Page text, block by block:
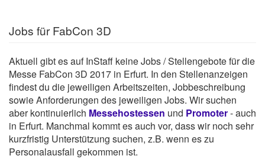
Jobs für FabCon 3D
Aktuell gibt es auf InStaff keine Jobs / Stellengebote für die
Messe FabCon 3D 2017 in Erfurt. In den Stellenanzeigen
findest du die jeweiligen Arbeitszeiten, Jobbeschreibung
sowie Anforderungen des jeweiligen Jobs. Wir suchen
aber kontinuierlich Messehostessen und Promoter- auch
in Erfurt. Manchmal kommt es auch vor, dass wir noch sehr
kurzfristig Unterstützung suchen, z.B. wenn es zu
Personalausfall gekommen ist.